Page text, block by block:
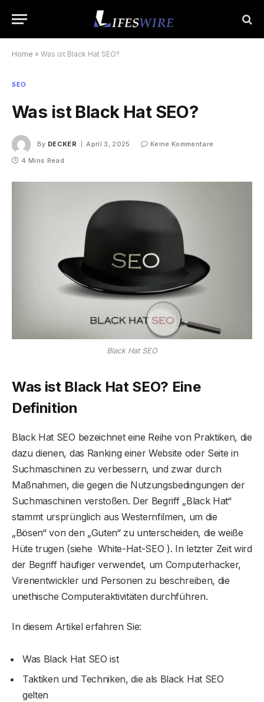
Home » Was ist Black Hat SEO?
SEO
Was ist Black Hat SEO?
By DECKER April 3, 2025
Keine Kommentare
4 Mins Read
Black Hat SEO
Was ist Black Hat SEO? Eine
Definition
Black Hat SEO bezeichnet eine Reihe von Praktiken, die
dazu dienen, das Ranking einer Website oder Seite in
Suchmaschinen zu verbessern, und zwar durch
Maßnahmen, die gegen die Nutzungsbedingungen der
Suchmaschinen verstoßen. Der Begriff „Black Hat“
stammt ursprünglich aus Westernfilmen, um die
„Bösen“ von den „Guten“ zu unterscheiden, die weiße
Hüte trugen (siehe White-Hat-SEO ). In letzter Zeit wird
der Begriff häufiger verwendet, um Computerhacker,
Virenentwickler und Personen zu beschreiben, die
unethische Computeraktivitäten durchführen.
In diesem Artikel erfahren Sie:
Was Black Hat SEO ist
Taktiken und Techniken, die als Black Hat SEO
gelten